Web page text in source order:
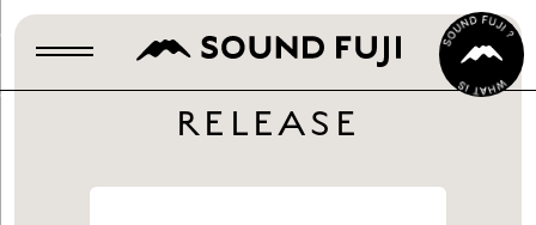
RELEASE